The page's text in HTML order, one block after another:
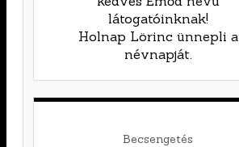
látogatóinknak!
Holnap Lörinc ünnepli a
névnapját.
Becsengetés